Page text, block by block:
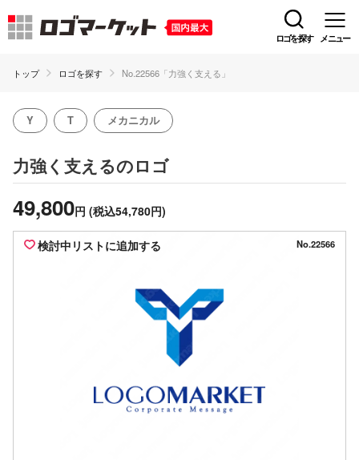
ロゴを探す メニュー
トップ ロゴを探す No.22566「力強く支える」
Y T メカニカル
力強く支えるのロゴ
49,800円 (税込54,780円)
検討中リストに追加する No.22566